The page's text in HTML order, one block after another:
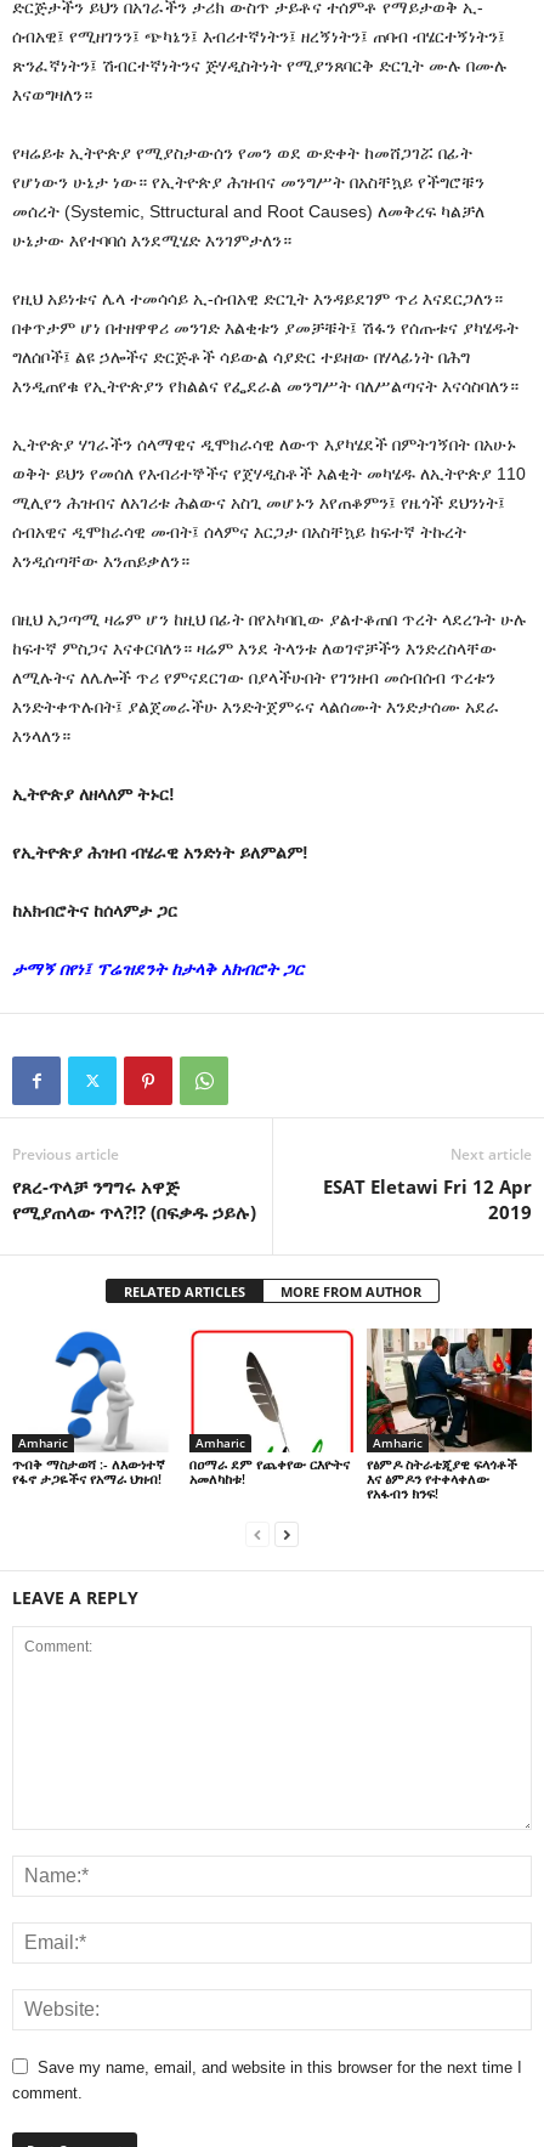
ድርጅታችን ይህን በአገራችን ታሪክ ውስጥ ታይቶና ተሰምቶ የማይታወቅ ኢ-
ሰብአዊ፤ የሚዘገንን፤ ጭካኔን፤ እብሪተኛነትን፤ ዘረኝነትን፤ ጠባብ ብሄርተኝነትን፤
ጽንፈኛነትን፤ ሽብርተኛነትንና ጅሃዲስትነት የሚያንጸባርቅ ድርጊት ሙሉ በሙሉ
እናወግዛለን።
የዛሬይቱ ኢትዮጵያ የሚያስታውሰን የመን ወደ ውድቀት ከመሸጋገሯ በፊት
የሆነውን ሁኔታ ነው። የኢትዮጵያ ሕዝብና መንግሥት በአስቸኳይ የችግሮቹን
መሰረት (Systemic, Sttructural and Root Causes) ለመቅረፍ ካልቻለ
ሁኔታው እየተባባሰ እንደሚሄድ እንገምታለን።
የዚህ አይነቱና ሌላ ተመሳሳይ ኢ-ሰብአዊ ድርጊት እንዳይደገም ጥሪ እናደርጋለን።
በቀጥታም ሆነ በተዘዋዋሪ መንገድ እልቂቱን ያመቻቹት፤ ሽፋን የሰጡቱና ያካሄዱት
ግለሰቦች፤ ልዩ ኃሎችና ድርጅቶች ሳይውል ሳያድር ተይዘው በሃላፊነት በሕግ
እንዲጠየቁ የኢትዮጵያን የክልልና የፌደራል መንግሥት ባለሥልጣናት እናሳስባለን።
ኢትዮጵያ ሃገራችን ሰላማዊና ዲሞክራሳዊ ለውጥ እያካሄደች በምትገኝበት በአሁኑ
ወቅት ይህን የመሰለ የእብሪተኞችና የጀሃዲስቶች እልቂት መካሄዱ ለኢትዮጵያ 110
ሚሊየን ሕዝብና ለአገሪቱ ሕልውና አስጊ መሆኑን እየጠቆምን፤ የዜጎች ደህንነት፤
ሰብአዊና ዲሞክራሳዊ መብት፤ ሰላምና እርጋታ በአስቸኳይ ከፍተኛ ትኩረት
እንዲሰጣቸው እንጠይቃለን።
በዚህ አጋጣሚ ዛሬም ሆን ከዚህ በፊት በየአካባቢው ያልተቆጠበ ጥረት ላደረጉት ሁሉ
ከፍተኛ ምስጋና እናቀርባለን። ዛሬም እንደ ትላንቱ ለወገኖቻችን እንድረስላቸው
ለሚሉትና ለሌሎች ጥሪ የምናደርገው በያላችሁበት የገንዘብ መሰብሰብ ጥረቱን
እንድትቀጥሉበት፤ ያልጀመራችሁ እንድትጀምሩና ላልሰሙት እንድታሰሙ አደራ
እንላለን።
ኢትዮጵያ ለዘላለም ትኑር!
የኢትዮጵያ ሕዝብ ብሄራዊ አንድነት ይለምልም!
ከአክብሮትና ከሰላምታ ጋር
ታማኝ በየነ፤ ፕሬዝደንት ከታላቅ አክብሮት ጋር
Previous article
የጸረ-ጥላቻ ንግግሩ አዋጅ
የሚያጠላው ጥላ?!? (በፍቃዱ ኃይሉ)
Next article
ESAT Eletawi Fri 12 Apr
2019
RELATED ARTICLES MORE FROM AUTHOR
Amharic
ጥብቅ ማስታወሻ :- ለእውነተኛ
የፋኖ ታጋዬችና የአማራ ህዝብ!
Amharic
በዐማራ ደም የጨቀየው ርእዮትና
አመለካከቱ!
Amharic
የፅምዶ ስትራቴጂያዊ ፍላጎቶች
እና ፅምዶን የተቀላቀለው
የአፋብን ክንፍ!
LEAVE A REPLY
Save my name, email, and website in this browser for the next time I
comment.